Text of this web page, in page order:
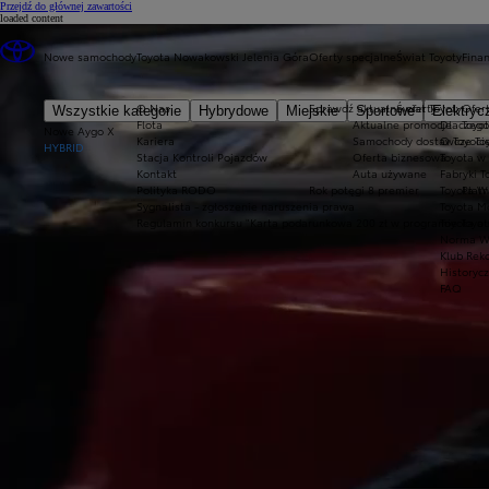
Przejdź do głównej zawartości
Nowe samochody
Wszystkie kategorie Hybrydowe Miejskie Sportowe
Nowe Aygo X
HYBRID
Toyota Nowakowski Jelenia Góra
O Nas
Flota
Kariera
Stacja Kontroli Pojazdów
Kontakt
Polityka RODO
Sygnalista - zgłoszenie naruszenia prawa
Regulamin konkursu "Karta podarunkowa 200 zł w programie
Oferty specjalne
Sprawdź aktualne oferty
Aktualne promocje
Samochody dostawcze
Oferta biznesowa
Auta używane
Rok potęgi 8 premier
Świat Toyoty
Świat Toyoty
O
Toyota
Fabryki
Toyota
Toyota
Toyota
Norma
Klub
FAQ
loaded content